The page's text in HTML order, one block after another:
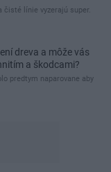
čisté línie vyzerajú super.
dreva a môže vás
a škodcami?
predtym naparovane aby